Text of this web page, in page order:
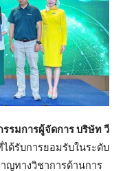
รมการผู้จัดการ บริษัท วี
ได้รับการยอมรับในระดับ
ญทางวิชาการด้านการ